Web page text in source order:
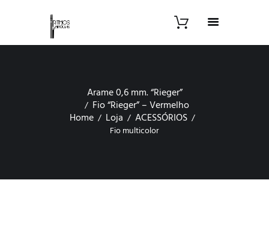
Arame 0,6 mm. “Rieger”
Fio “Rieger” – Vermelho
Home
Loja ACESSÓRIOS
Fio multicolor